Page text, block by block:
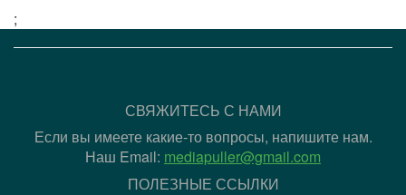
;
СВЯЖИТЕСЬ С НАМИ
Если вы имеете какие-то вопросы, напишите нам.
Наш Email: mediapuller@gmail.com
ПОЛЕЗНЫЕ ССЫЛКИ